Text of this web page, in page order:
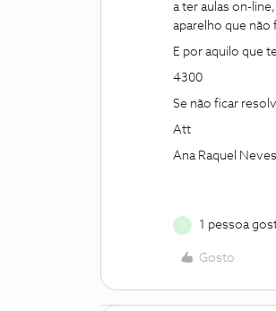
a ter aulas on-
aparelho que não
E por aquilo que
4300
Se não ficar
Att
Ana Raquel Neves
1 pessoa
Gosto